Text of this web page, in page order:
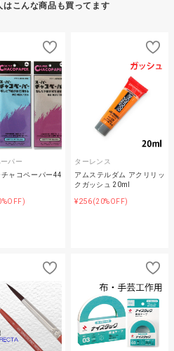
はこんな商品も買ってます
パー
チャコペーパー44
ターレンス
アムステルダム アクリリッ
クガッシュ 20ml
¥256(20%OFF)